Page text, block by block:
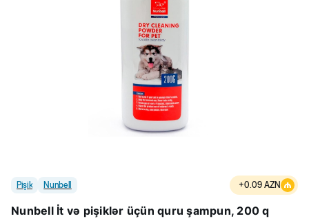
Pişik Nunbell +0.09 AZN
Nunbell İt və pişiklər üçün quru şampun, 200 q